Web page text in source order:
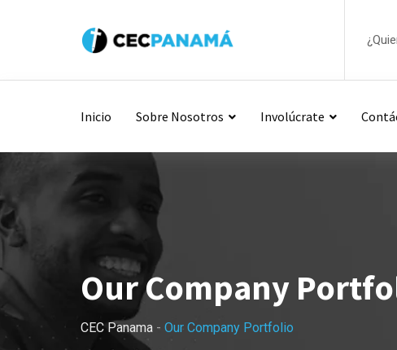
Inicio Sobre Nosotros Involúcrate
Our Company
CEC Panama - Our Company Portfolio